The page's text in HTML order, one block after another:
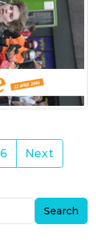
Next
Search